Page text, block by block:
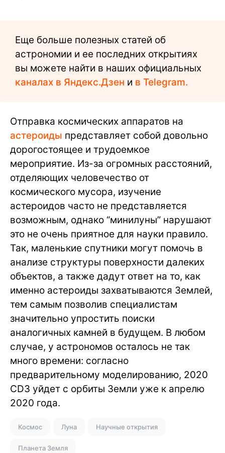
Еще больше полезных статей об
астрономии и ее последних открытиях
вы можете найти в наших официальных
каналах в Яндекс.Дзен и в Telegram.
Отправка космических аппаратов на
астероиды представляет собой довольно
дорогостоящее и трудоемкое
мероприятие. Из-за огромных расстояний,
отделяющих человечество от
космического мусора, изучение
астероидов часто не представляется
возможным, однако “минилуны” нарушают
это не очень приятное для науки правило.
Так, маленькие спутники могут помочь в
анализе структуры поверхности далеких
объектов, а также дадут ответ на то, как
именно астероиды захватываются Землей,
тем самым позволив специалистам
значительно упростить поиски
аналогичных камней в будущем. В любом
случае, у астрономов осталось не так
много времени: согласно
предварительному моделированию, 2020
CD3 уйдет с орбиты Земли уже к апрелю
2020 года.
Космос Луна Научные открытия
Планета Земля